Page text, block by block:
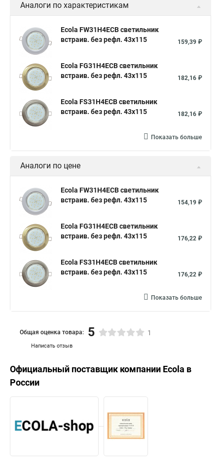
Аналоги по характеристикам
Ecola FW31H4ECB светильник
встраив. без рефл. 43x115
159,39 ₽
Ecola FG31H4ECB светильник
встраив. без рефл. 43x115
182,16 ₽
Ecola FS31H4ECB светильник
встраив. без рефл. 43x115
182,16 ₽
Показать больше
Аналоги по цене
Ecola FW31H4ECB светильник
встраив. без рефл. 43x115
154,19 ₽
Ecola FG31H4ECB светильник
встраив. без рефл. 43x115
176,22 ₽
Ecola FS31H4ECB светильник
встраив. без рефл. 43x115
176,22 ₽
Показать больше
Написать отзыв
Общая оценка товара: 5 1
Официальный поставщик компании Ecola в
России